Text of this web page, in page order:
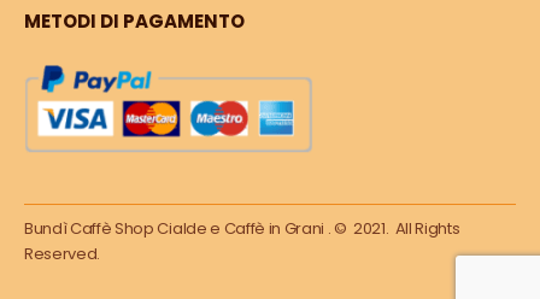
METODI DI PAGAMENTO
Bundì Caffè Shop Cialde e Caffè in Grani . © 2021. All Rights
Reserved.